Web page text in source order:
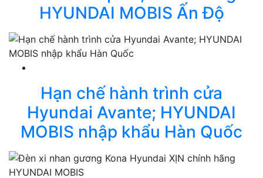
HYUNDAI MOBIS Ấn Độ
Hạn chế hành trình cửa
Hyundai Avante; HYUNDAI
MOBIS nhập khẩu Hàn Quốc